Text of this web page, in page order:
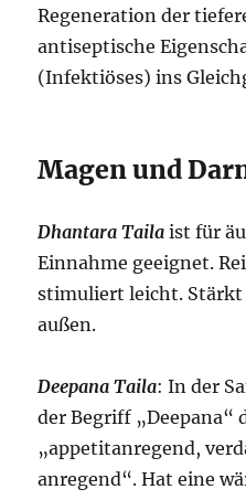
Regeneration der
antiseptische
(Infektiöses) ins
Magen und
Dhantara Taila ist für
Einnahme geeignet.
stimuliert leicht. Stärkt
außen.
Deepana Taila: In der
der Begriff „Deepana“
„appetitanregend,
anregend“. Hat eine